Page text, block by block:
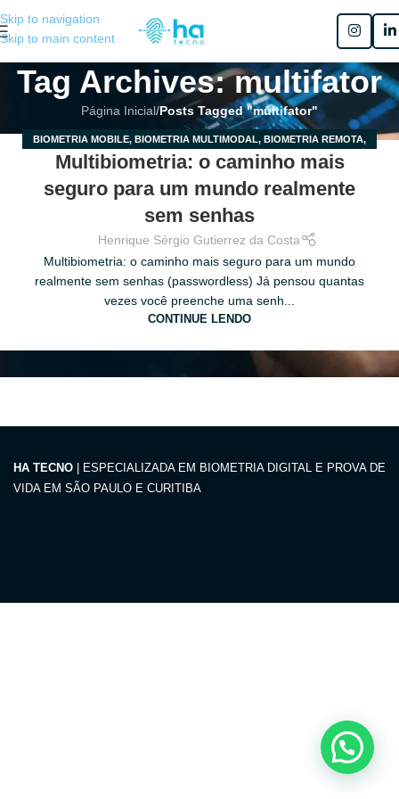
Skip to navigation
Skip to main content
Tag Archives: multifator
Página Inicial/Posts Tagged "multifator"
17BIOMETRIA MOBILE, BIOMETRIA MULTIMODAL, BIOMETRIA REMOTA,
MULTIBIOMETRIA, MULTIFATOR
Multibiometria: o caminho mais
seguro para um mundo realmente
sem senhas
Henrique Sérgio Gutierrez da Costa
Multibiometria: o caminho mais seguro para um mundo
realmente sem senhas (passwordless) Já pensou quantas
vezes você preenche uma senh...
CONTINUE LENDO
HA TECNO | ESPECIALIZADA EM BIOMETRIA DIGITAL E PROVA DE
VIDA EM SÃO PAULO E CURITIBA